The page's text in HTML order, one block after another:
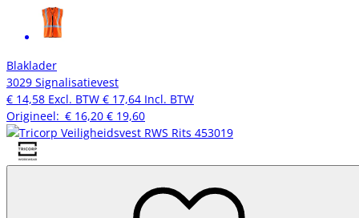
Blaklader
3029 Signalisatievest
€ 14,58 Excl. BTW € 17,64 Incl. BTW
Origineel: € 16,20 € 19,60